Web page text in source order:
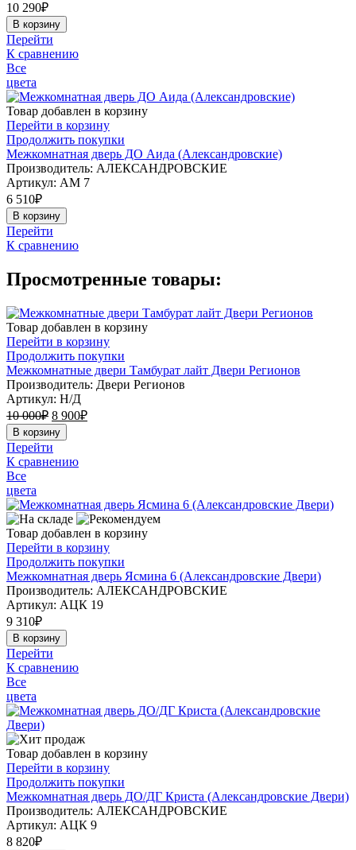
10 290₽
В корзину
Перейти
К сравнению
Все
цвета
Товар добавлен в корзину
Перейти в корзину
Продолжить покупки
Межкомнатная дверь ДО Аида (Александровские)
Производитель: АЛЕКСАНДРОВСКИЕ
Артикул: АМ 7
6 510₽
В корзину
Перейти
К сравнению
Просмотренные товары:
Товар добавлен в корзину
Перейти в корзину
Продолжить покупки
Межкомнатные двери Тамбурат лайт Двери Регионов
Производитель: Двери Регионов
Артикул: Н/Д
10 000₽ 8 900₽
В корзину
Перейти
К сравнению
Все
цвета
Товар добавлен в корзину
Перейти в корзину
Продолжить покупки
Межкомнатная дверь Ясмина 6 (Александровские Двери)
Производитель: АЛЕКСАНДРОВСКИЕ
Артикул: АЦК 19
9 310₽
В корзину
Перейти
К сравнению
Все
цвета
Товар добавлен в корзину
Перейти в корзину
Продолжить покупки
Межкомнатная дверь ДО/ДГ Криста (Александровские Двери)
Производитель: АЛЕКСАНДРОВСКИЕ
Артикул: АЦК 9
8 820₽